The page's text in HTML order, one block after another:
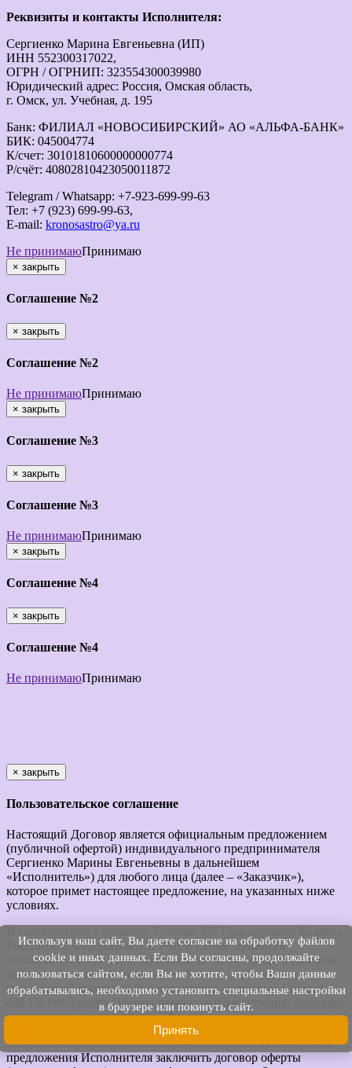
Используя наш cайт, Вы даете согласие на обработку файлов
cookie и иных данных. Если Вы согласны, продолжайте
пользоваться сайтом, если Вы не хотите, чтобы Ваши данные
обрабатывались, необходимо установить специальные настройки
в браузере или покинуть сайт.
Принять
Реквизиты и контакты Исполнителя:
Сергиенко Марина Евгеньевна (ИП)
ИНН 552300317022,
ОГРН / ОГРНИП: 323554300039980
Юридический адрес: Россия, Омская область,
г. Омск, ул. Учебная, д. 195
Банк: ФИЛИАЛ «НОВОСИБИРСКИЙ» АО «АЛЬФА-БАНК»
БИК: 045004774
К/счет: 30101810600000000774
Р/счёт: 40802810423050011872
Telegram / Whatsapp: +7-923-699-99-63
Тел: +7 (923) 699-99-63,
E-mail: kronosastro@ya.ru
Не принимаюПринимаю
× закрыть
Соглашение №2
× закрыть
Соглашение №2
Не принимаюПринимаю
× закрыть
Соглашение №3
× закрыть
Соглашение №3
Не принимаюПринимаю
× закрыть
Соглашение №4
× закрыть
Соглашение №4
Не принимаюПринимаю
× закрыть
Пользовательское соглашение
Настоящий Договор является официальным предложением
(публичной офертой) индивидуального предпринимателя
Сергиенко Марины Евгеньевны в дальнейшем
«Исполнитель») для любого лица (далее – «Заказчик»),
которое примет настоящее предложение, на указанных ниже
условиях.
Российской Федерации (ГК РФ), в случае принятия
изложенных ниже условий и оплаты Услуг юридическое или
физическое лицо, производящее Акцепт этой Оферты,
становится Заказчиком (в соответствии с пунктом 3 статьи
438 ГК РФ Акцепт Оферты равносилен заключению Договора
на условиях, изложенных в Оферте).
Моментом полного и безоговорочного принятия Заказчиком
предложения Исполнителя заключить договор оферты